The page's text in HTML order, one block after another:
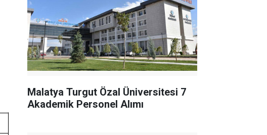
Malatya Turgut Özal Üniversitesi 7
Akademik Personel Alımı